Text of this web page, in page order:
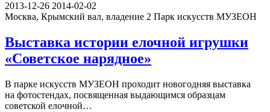
2013-12-26 2014-02-02
Москва, Крымский вал, владение 2 Парк искусств МУЗЕОН
Выставка истории елочной игрушки
«Советское нарядное»
В парке искусств МУЗЕОН проходит новогодняя выставка
на фотостендах, посвященная выдающимся образцам
советской елочной…